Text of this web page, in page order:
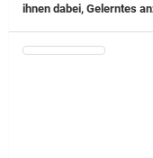
ihnen dabei, Gelerntes